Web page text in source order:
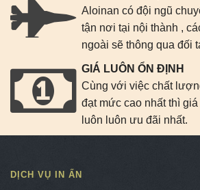
Aloinan có đội ngũ
tận nơi tại nội thành ,
ngoài sẽ thông qua đối
GIÁ LUÔN ỔN ĐỊNH
Cùng với việc chất
đạt mức cao nhất thì
luôn luôn ưu đãi nhất.
DỊCH VỤ IN ẤN